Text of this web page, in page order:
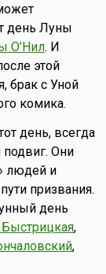
день Луны
О’Нил. И
этой
брак с Уной
комика.
день, всегда
подвиг. Они
людей и
призвания.
день
,
,